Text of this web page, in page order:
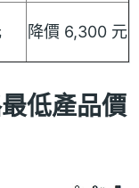
降價 6,300 元
低產品價